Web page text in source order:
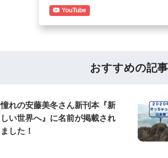
YouTube
おすすめの記事
憧れの安藤美冬さん新刊本『新
しい世界へ』に名前が掲載され
ました！